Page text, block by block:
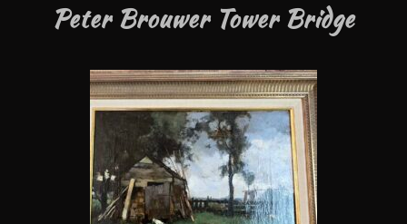
Peter Brouwer Tower Bridge